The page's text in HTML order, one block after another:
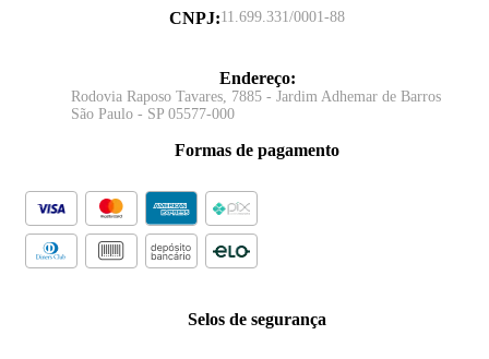
CNPJ:11.699.331/0001-88
Endereço:
Rodovia Raposo Tavares, 7885 - Jardim Adhemar de Barros
São Paulo - SP 05577-000
Formas de pagamento
Selos de segurança